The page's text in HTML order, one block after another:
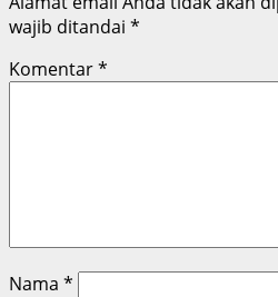
wajib ditandai *
Komentar*
Nama *